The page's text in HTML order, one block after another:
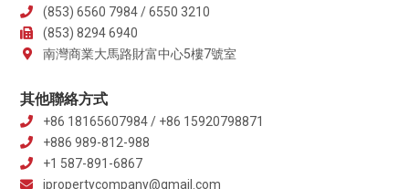
(853) 6560 7984 / 6550 3210
(853) 8294 6940
南灣商業大馬路財富中心5樓7號室
其他聯絡方式
+86 18165607984 / +86 15920798871
+886 989-812-988
+1 587-891-6867
jpropertycompany@gmail.com